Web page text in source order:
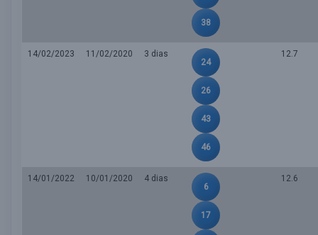
38
14/02/2023 11/02/2020
3 dias
24
26
43
46
12.7
14/01/2022 10/01/2020
4 dias
6
17
12.6